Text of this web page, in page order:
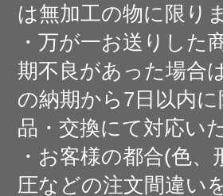
は無加工の物に限り
・万が一お送りした
期不良があった場合
の納期から7日以内
品・交換にて対応い
・お客様の都合(色、
圧などの注文間違い